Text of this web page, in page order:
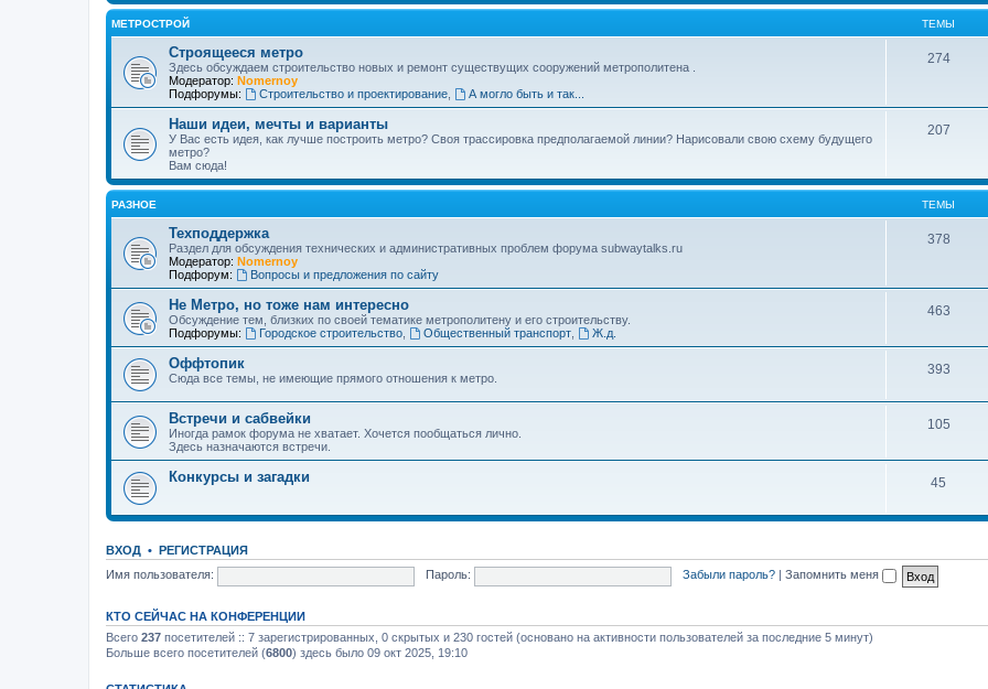
МЕТРОСТРОЙ ТЕМЫ
Строящееся метро
Здесь обсуждаем строительство новых и ремонт существущих сооружений метрополитена .
Модератор: Nomernoy
Подфорумы:
Строительство и проектирование, А могло быть и так...
274
Наши идеи, мечты и варианты
У Вас есть идея, как лучше построить метро? Своя трассировка предполагаемой линии? Нарисовали свою схему будущего
метро?
Вам сюда!
207
РАЗНОЕ ТЕМЫ
Техподдержка
Раздел для обсуждения технических и административных проблем форума subwaytalks.ru
Модератор: Nomernoy
Подфорум:
Вопросы и предложения по сайту
378
Не Метро, но тоже нам интересно
Обсуждение тем, близких по своей тематике метрополитену и его строительству.
Подфорумы:
Городское строительство, Общественный транспорт, Ж.д.
463
Оффтопик
Сюда все темы, не имеющие прямого отношения к метро.
393
Встречи и сабвейки
Иногда рамок форума не хватает. Хочется пообщаться лично.
Здесь назначаются встречи.
105
Конкурсы и загадки 45
ВХОД • РЕГИСТРАЦИЯ
Имя пользователя:
Пароль: Забыли пароль? Запомнить меня
КТО СЕЙЧАС НА КОНФЕРЕНЦИИ
Всего 237 посетителей :: 7 зарегистрированных, 0 скрытых и 230 гостей (основано на активности пользователей за последние 5 минут)
Больше всего посетителей (6800) здесь было 09 окт 2025, 19:10